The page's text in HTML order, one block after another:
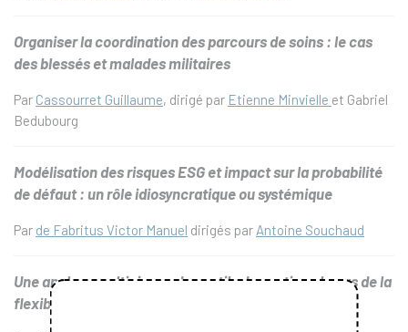
Organiser la coordination des parcours de soins : le cas
des blessés et malades militaires
Par Cassourret Guillaume, dirigé par Etienne Minvielle et Gabriel
Bedubourg
Modélisation des risques ESG et impact sur la probabilité
de défaut : un rôle idiosyncratique ou systémique
Par de Fabritus Victor Manuel dirigés par Antoine Souchaud
Une analyse multiniveau des outils de gestion : le cas de la
flexibilité